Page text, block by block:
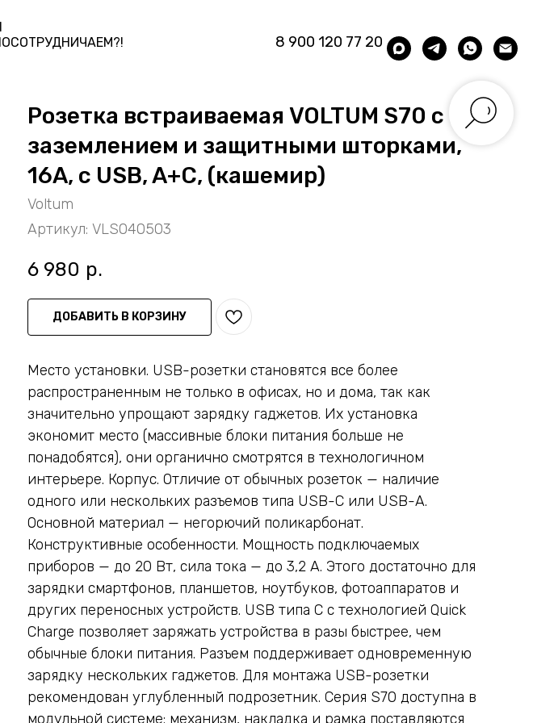
8 900 120 77 20
Розетка встраиваемая VOLTUM S70 с
заземлением и защитными шторками,
16А, с USB, A+С, (кашемир)
Voltum
Артикул: VLS040503
6 980 р.
ДОБАВИТЬ В КОРЗИНУ
Место установки. USB-розетки становятся все более
распространенным не только в офисах, но и дома, так как
значительно упрощают зарядку гаджетов. Их установка
экономит место (массивные блоки питания больше не
понадобятся), они органично смотрятся в технологичном
интерьере. Корпус. Отличие от обычных розеток — наличие
одного или нескольких разъемов типа USB-С или USB-A.
Основной материал — негорючий поликарбонат.
Конструктивные особенности. Мощность подключаемых
приборов — до 20 Вт, сила тока — до 3,2 А. Этого достаточно для
зарядки смартфонов, планшетов, ноутбуков, фотоаппаратов и
других переносных устройств. USB типа C с технологией Quick
Charge позволяет заряжать устройства в разы быстрее, чем
обычные блоки питания. Разъем поддерживает одновременную
зарядку нескольких гаджетов. Для монтажа USB-розетки
рекомендован углубленный подрозетник. Серия S70 доступна в
модульной системе: механизм, накладка и рамка поставляются